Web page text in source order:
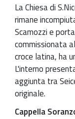
La Chiesa di
rimane
Scamozzi e
commissionata
croce latina, ha
L'interno
aggiunta tra
originale.
Cappella